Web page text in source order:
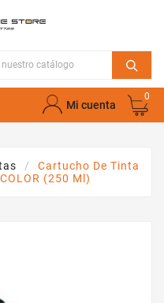
Mi cuenta
0
Cartucho De Tinta
(250 Ml)